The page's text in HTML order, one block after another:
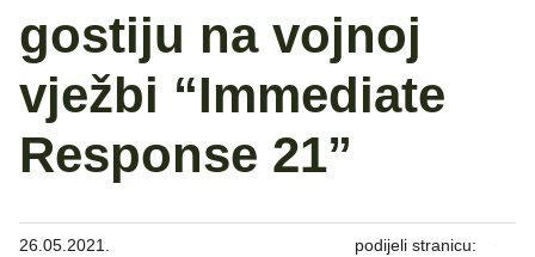
gostiju na vojnoj
vježbi “Immediate
Response 21”
26.05.2021. podijeli stranicu: